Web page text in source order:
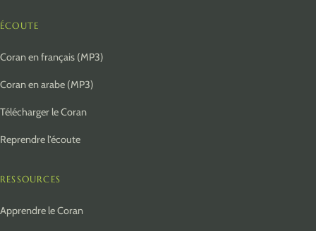
ÉCOUTE
Coran en français (MP3)
Coran en arabe (MP3)
Télécharger le Coran
Reprendre l'écoute
RESSOURCES
Apprendre le Coran